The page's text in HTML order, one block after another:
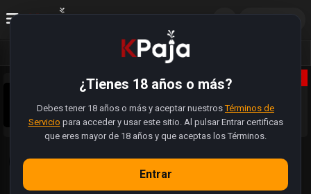
Fotos
Sobrinos pajeros 😈, la web se actualizó. Tiene muchas
modificar perfiles y hasta buscar a alguien cercano para
folla.
Sabemos que hay videos y enlaces que estan rotos.
Estamos trabajando (como pajeros) para restaurar la
totalidad de videos 🍆
Etiqueta: 'conera Timida'| 1 Videos
¿Tienes 18 años o más?
Debes tener 18 años o más y aceptar nuestrosTérminos de
Servicio para acceder y usar este sitio. Al pulsar Entrar certificas
que eres mayor de 18 años y que aceptas los Términos.
Entrar